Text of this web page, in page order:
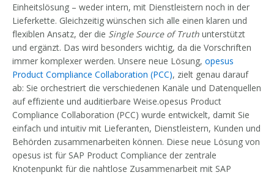
Einheitslösung – weder intern, mit Dienstleistern noch in der
Lieferkette. Gleichzeitig wünschen sich alle einen klaren und
flexiblen Ansatz, der die Single Source of Truth unterstützt
und ergänzt. Das wird besonders wichtig, da die Vorschriften
immer komplexer werden. Unsere neue Lösung, opesus
Product Compliance Collaboration (PCC), zielt genau darauf
ab: Sie orchestriert die verschiedenen Kanäle und Datenquellen
auf effiziente und auditierbare Weise.opesus Product
Compliance Collaboration (PCC) wurde entwickelt, damit Sie
einfach und intuitiv mit Lieferanten, Dienstleistern, Kunden und
Behörden zusammenarbeiten können. Diese neue Lösung von
opesus ist für SAP Product Compliance der zentrale
Knotenpunkt für die nahtlose Zusammenarbeit mit SAP